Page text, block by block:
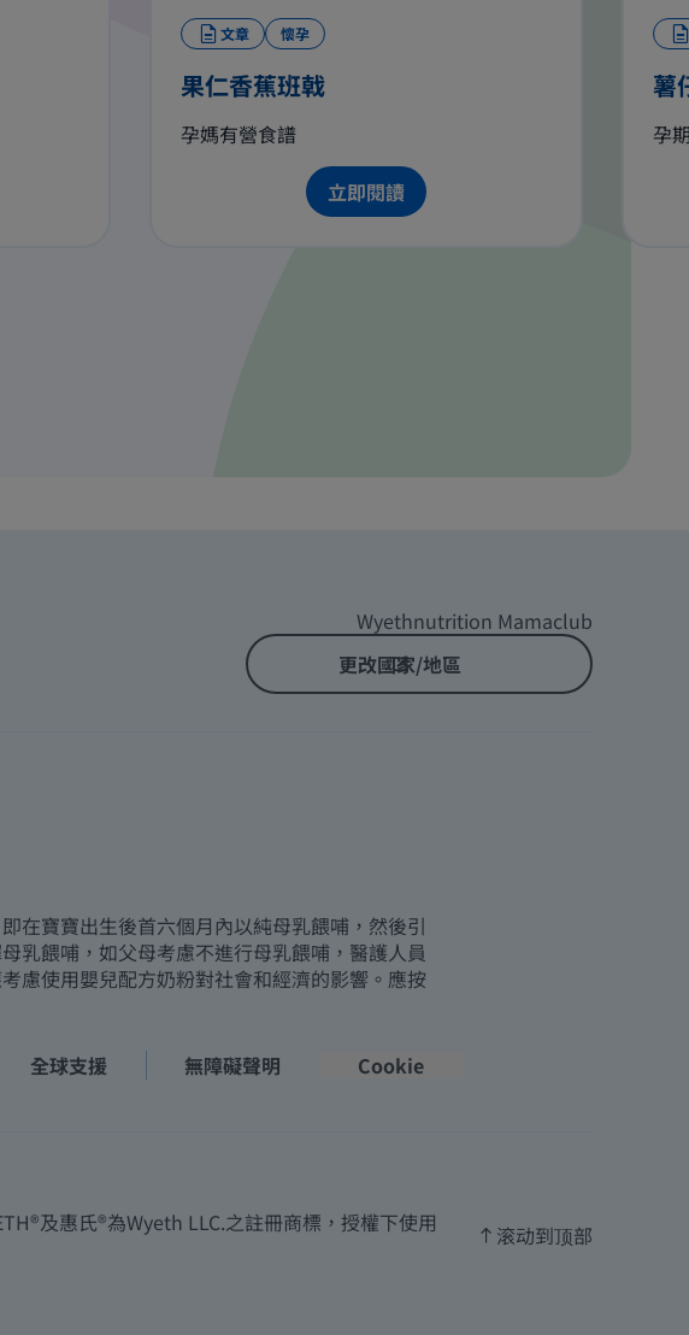
文章 懷孕
果仁香蕉班戟
孕媽有營食譜
立即閱讀
薯
孕
Wyethnutrition Mamaclub
更改國家/地區
在寶寶出生後首六個月內以純母乳餵哺，然後引
乳餵哺，如父母考慮不進行母乳餵哺，醫護人員
慮使用嬰兒配方奶粉對社會和經濟的影響。應按
全球支援 無障礙聲明 Cookie
及惠氏®為Wyeth LLC.之註冊商標，授權下使用
滚动到顶部